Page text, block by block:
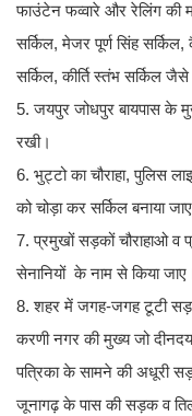
फाउंटेन फव्वारे और रेलिंग की
सर्किल, मेजर पूर्ण सिंह सर्किल,
सर्किल, कीर्ति स्तंभ सर्किल
5. जयपुर जोधपुर बायपास के
रखी।
6. भुट्टो का चौराहा, पुलिस
को चोड़ा कर सर्किल बनाया
7. प्रमुखों सड़कों चौराहाओ व
सेनानियों के नाम से किया
8. शहर में जगह-जगह टूटी
करणी नगर की मुख्य जो
पत्रिका के सामने की अधूरी
जूनागढ़ के पास की सड़क व